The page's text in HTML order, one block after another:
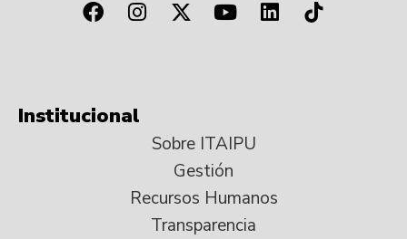
Institucional
Sobre ITAIPU
Gestión
Recursos Humanos
Transparencia